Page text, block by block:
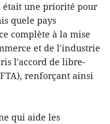
était une priorité pour
quele pays
complète à la mise
et de l'industrie
l'accord de libre-
renforçant ainsi
qui aide les